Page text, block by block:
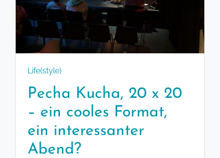
Life(style)
Pecha Kucha, 20 x 20
– ein cooles Format,
ein interessanter
Abend?